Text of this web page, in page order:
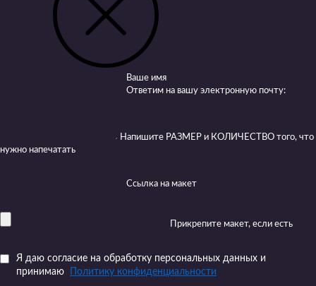
Ваше имя
Ответим на вашу электронную почту:
Напишите РАЗМЕР и КОЛИЧЕСТВО того, что
нужно напечатать
Ссылка на макет
Прикрепите макет, если есть
Я даю согласие на обработку персональных данных и
принимаю
Политику конфиденциальности